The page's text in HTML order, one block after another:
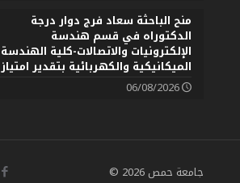
منح الباحثة سعاد فرج دوار درجة
الدكتوراه في قسم هندسة
الإلكترونيات والاتصالات-كلية الهندسة
الميكانيكية والكهربائية بتقدير امتياز
06/08/2026
جامعة حمص 2026 ©